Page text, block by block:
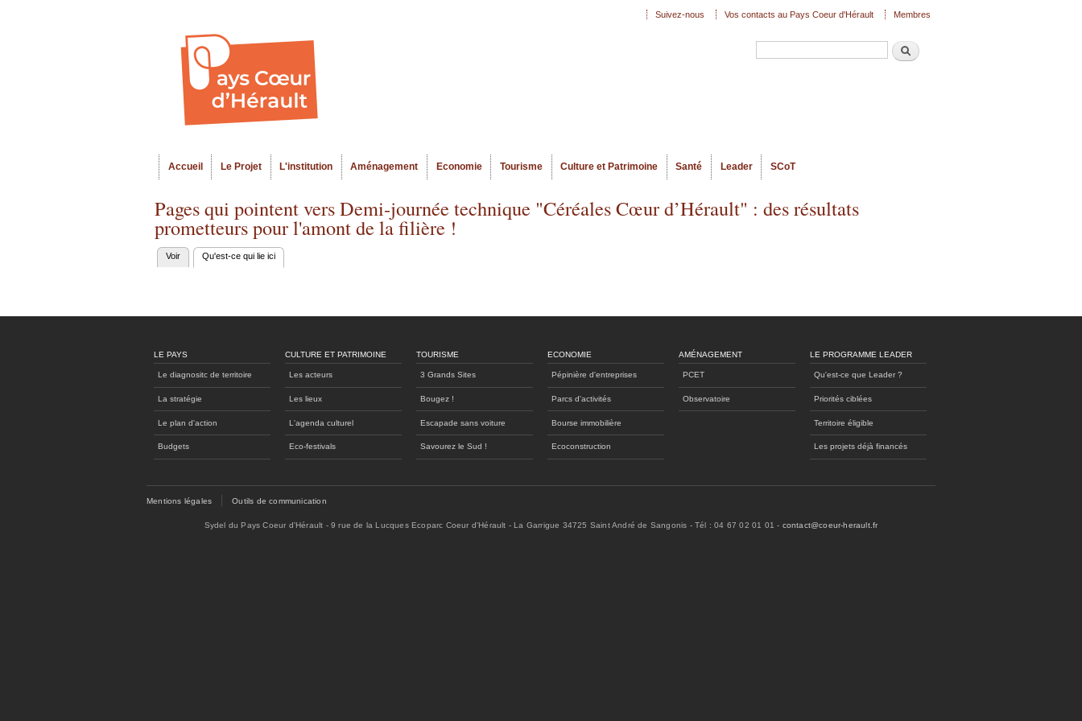
Recherche
Menu principal
Accueil Le Projet L'institution Aménagement Economie Tourisme Culture et Patrimoine Santé Leader SCoT
Suivez-nous Vos contacts au Pays Coeur d'Hérault Membres
Pages qui pointent vers Demi-journée technique "Céréales Cœur d’Hérault" : des résultats
prometteurs pour l'amont de la filière !
Onglets
Voir Qu'est-ce qui lie ici
LE PAYS
Le diagnositc de territoire
La stratégie
Le plan d'action
Budgets
CULTURE ET PATRIMOINE
Les acteurs
Les lieux
L'agenda culturel
Eco-festivals
TOURISME
3 Grands Sites
Bougez !
Escapade sans voiture
Savourez le Sud !
ECONOMIE
Pépinière d'entreprises
Parcs d'activités
Bourse immobilière
Ecoconstruction
AMÉNAGEMENT
PCET
Observatoire
LE PROGRAMME LEADER
Qu'est-ce que Leader ?
Priorités ciblées
Territoire éligible
Les projets déjà financés
Mentions légales Outils de communication
Sydel du Pays Coeur d'Hérault - 9 rue de la Lucques Ecoparc Coeur d'Hérault - La Garrigue 34725 Saint André de Sangonis - Tél : 04 67 02 01 01 - contact@coeur-herault.fr